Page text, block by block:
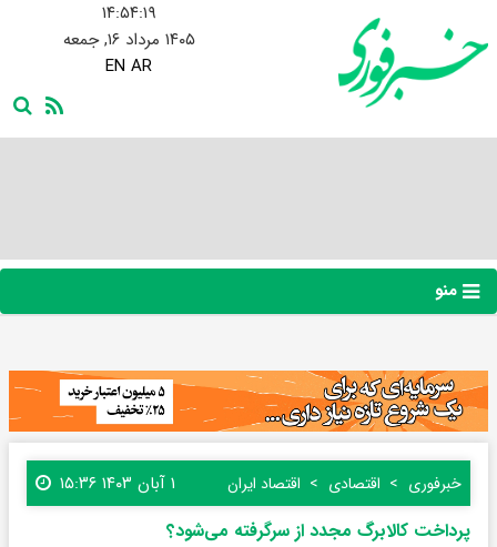
۱۴:۵۴:۱۹
۱۴۰۵ مرداد ۱۶, جمعه
EN AR
منو
خبرفوری اقتصادی اقتصاد ایران ۱ آبان ۱۴۰۳ ۱۵:۳۶
پرداخت کالابرگ مجدد از سرگرفته می‌شود؟